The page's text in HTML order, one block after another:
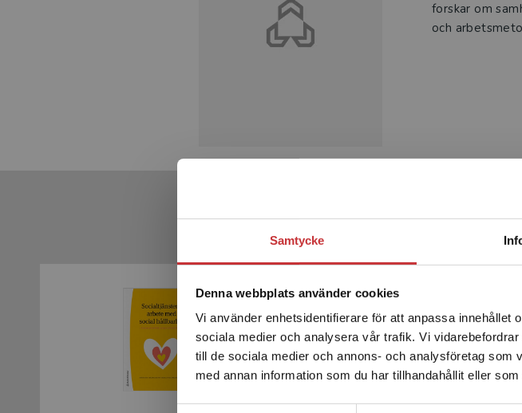
Samtycke
Denna webbplats använder cookies
Vi använder enhetsidentifierare för att anpassa innehållet
sociala medier och analysera vår trafik. Vi
till de sociala medier och annons- och analysföretag
med annan information som du har tillhandahållit eller
Begränsad
Det verkar som att du
enhet utanför Sverige. Vi
Sverige. För att kunna
leveransadressen vara i
forskar om
och